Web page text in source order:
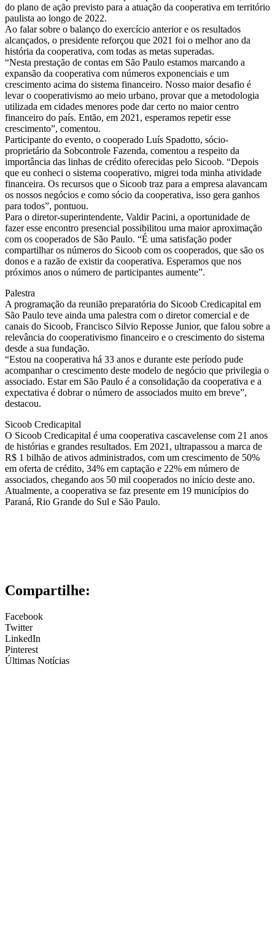
do plano de ação previsto para a atuação da cooperativa em território
paulista ao longo de 2022.
Ao falar sobre o balanço do exercício anterior e os resultados
alcançados, o presidente reforçou que 2021 foi o melhor ano da
história da cooperativa, com todas as metas superadas.
“Nesta prestação de contas em São Paulo estamos marcando a
expansão da cooperativa com números exponenciais e um
crescimento acima do sistema financeiro. Nosso maior desafio é
levar o cooperativismo ao meio urbano, provar que a metodologia
utilizada em cidades menores pode dar certo no maior centro
financeiro do país. Então, em 2021, esperamos repetir esse
crescimento”, comentou.
Participante do evento, o cooperado Luís Spadotto, sócio-
proprietário da Sobcontrole Fazenda, comentou a respeito da
importância das linhas de crédito oferecidas pelo Sicoob. “Depois
que eu conheci o sistema cooperativo, migrei toda minha atividade
financeira. Os recursos que o Sicoob traz para a empresa alavancam
os nossos negócios e como sócio da cooperativa, isso gera ganhos
para todos”, pontuou.
Para o diretor-superintendente, Valdir Pacini, a oportunidade de
fazer esse encontro presencial possibilitou uma maior aproximação
com os cooperados de São Paulo. “É uma satisfação poder
compartilhar os números do Sicoob com os cooperados, que são os
donos e a razão de existir da cooperativa. Esperamos que nos
próximos anos o número de participantes aumente”.
Palestra
A programação da reunião preparatória do Sicoob Credicapital em
São Paulo teve ainda uma palestra com o diretor comercial e de
canais do Sicoob, Francisco Silvio Reposse Junior, que falou sobre a
relevância do cooperativismo financeiro e o crescimento do sistema
desde a sua fundação.
“Estou na cooperativa há 33 anos e durante este período pude
acompanhar o crescimento deste modelo de negócio que privilegia o
associado. Estar em São Paulo é a consolidação da cooperativa e a
expectativa é dobrar o número de associados muito em breve”,
destacou.
Sicoob Credicapital
O Sicoob Credicapital é uma cooperativa cascavelense com 21 anos
de histórias e grandes resultados. Em 2021, ultrapassou a marca de
R$ 1 bilhão de ativos administrados, com um crescimento de 50%
em oferta de crédito, 34% em captação e 22% em número de
associados, chegando aos 50 mil cooperados no início deste ano.
Atualmente, a cooperativa se faz presente em 19 municípios do
Paraná, Rio Grande do Sul e São Paulo.
Compartilhe:
Facebook
Twitter
LinkedIn
Pinterest
Últimas Notícias